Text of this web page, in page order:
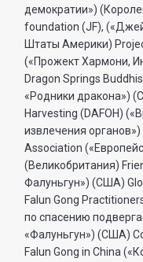
демократии»)
foundation (JF),
Штаты Америки)
(«Прожект Хармони,
Dragon Springs
«Родники дракона»)
Harvesting (DAFOH)
извлечения
Association
(Великобритания)
Фалуньгун») (США)
Falun Gong
по спасению
«Фалуньгун») (США)
Falun Gong in China